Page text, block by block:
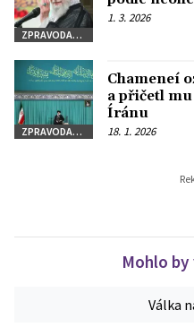
ZPRAVODAJSTVÍ
1. 3. 2026
ZPRAVODAJSTVÍ
Chameneí
a přičetl
Íránu
18. 1. 2026
Mohlo
Válka